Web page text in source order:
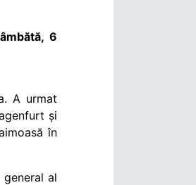
6
A urmat
și
în
al